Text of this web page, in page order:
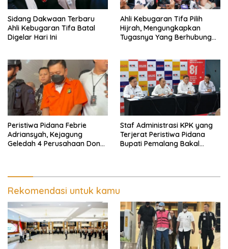
Sidang Dakwaan Terbaru
Ahli Kebugaran Tifa Batal
Digelar Hari Ini
Ahli Kebugaran Tifa Pilih
Hijrah, Mengungkapkan
Tugasnya Yang Berhubungan
Peristiwa Pidana Febrie
Adriansyah, Kejagung
Geledah 4 Perusahaan Don
Staf Administrasi KPK yang
Terjerat Peristiwa Pidana
Bupati Pemalang Bakal
Rekomendasi untuk kamu